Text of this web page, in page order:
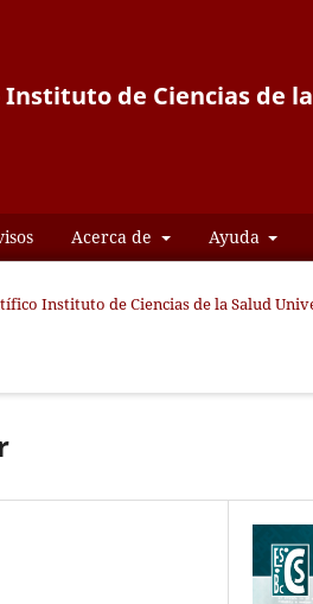
de Ciencias de
Acerca de Ayuda
Instituto de Ciencias de la Salud